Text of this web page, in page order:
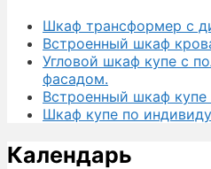
Шкаф трансформер с
Встроенный шкаф
Угловой шкаф купе с
фасадом.
Встроенный шкаф
Шкаф купе по
Календарь